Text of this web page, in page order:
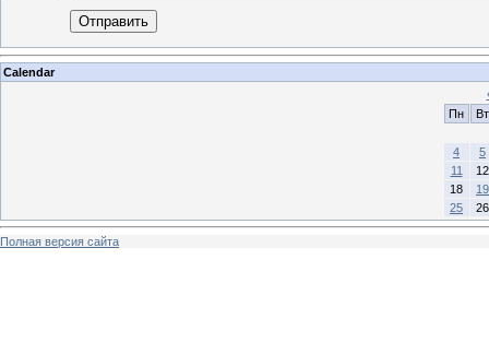
Отправить
Calendar
Пн
Вт
4
5
11
12
18
19
25
26
Полная версия сайта